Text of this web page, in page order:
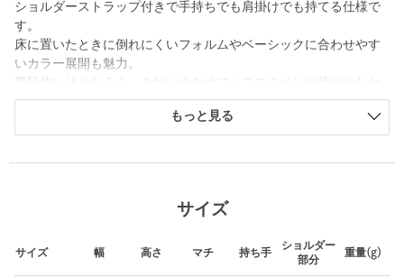
ショルダーストラップ付きで手持ちでも肩掛けでも持てる仕様で
す。
床に置いたときに倒れにくいフォルムやベーシックに合わせやす
いカラー展開も魅力。
レモニーシーンなどさまざまな場面で活躍します。
＜AULENTTI＞は2019年創業のイタリア発バッグブランドです。
ンドを兼ね備えた高品質なデザインを世界へ届けています。洗練
されたデザインとイタリアの伝統的なクラフトマンシップを活か
しています。
もっと見る
サイズ
サイズ 幅 高さ マチ 持ち手
ショルダー
部分
重量(g)